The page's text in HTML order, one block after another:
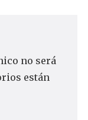
no será
están